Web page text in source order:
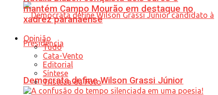
Democrata define Wilson Grassi Júnior
mantém Campo Mourão em destaque no
xadrez paranaense
Opinião
Tudo
Cata-Vento
Editorial
Síntese
Tristeza da Foto